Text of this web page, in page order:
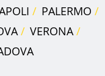
PALERMO
VERONA